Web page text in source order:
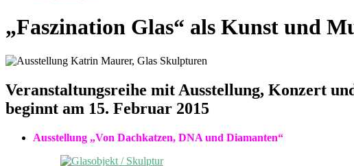
„Faszination Glas“ als Kunst und
Veranstaltungsreihe mit Ausstellung, Konzert
beginnt am 15. Februar 2015
Ausstellung „Von Dachkatzen, DNA und Diamanten“